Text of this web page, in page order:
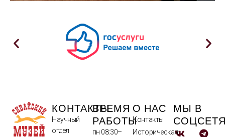
КОНТАКТЫ
Научный
отдел
ВРЕМЯ
РАБОТЫ
пн 08:30–
О НАС
Контакты
Историческая
МЫ В